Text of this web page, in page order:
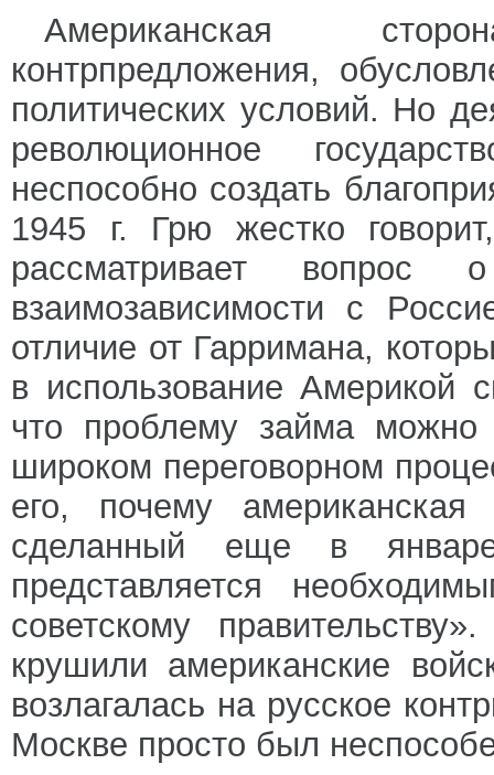
Американская
контрпредложения,
политических условий. Но
революционное
неспособно создать
1945 г. Грю жестко
рассматривает
взаимозависимости с
отличие от Гарримана,
в использование Америкой
что проблему займа можно
широком переговорном
его, почему
сделанный еще в
представляется
советскому
крушили американские
возлагалась на русское
Москве просто был